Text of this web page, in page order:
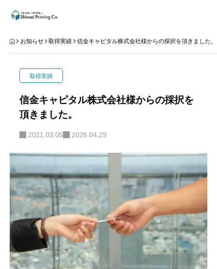
できること
事業内容
お問合せ
REPEAT 知る
個人情報保護方針
マイページ
お知らせ 取得実績 信金キャピタル株式会社様からの採択を頂きました。
取得実績
信金キャピタル株式会社様からの採択を
頂きました。
2021.03.05 2026.04.29